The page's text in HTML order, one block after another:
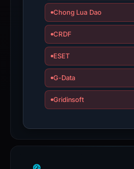
submit
an
if
report
inaccurate.
Chong Lua Dao
CRDF
ESET
G-Data
Gridinsoft